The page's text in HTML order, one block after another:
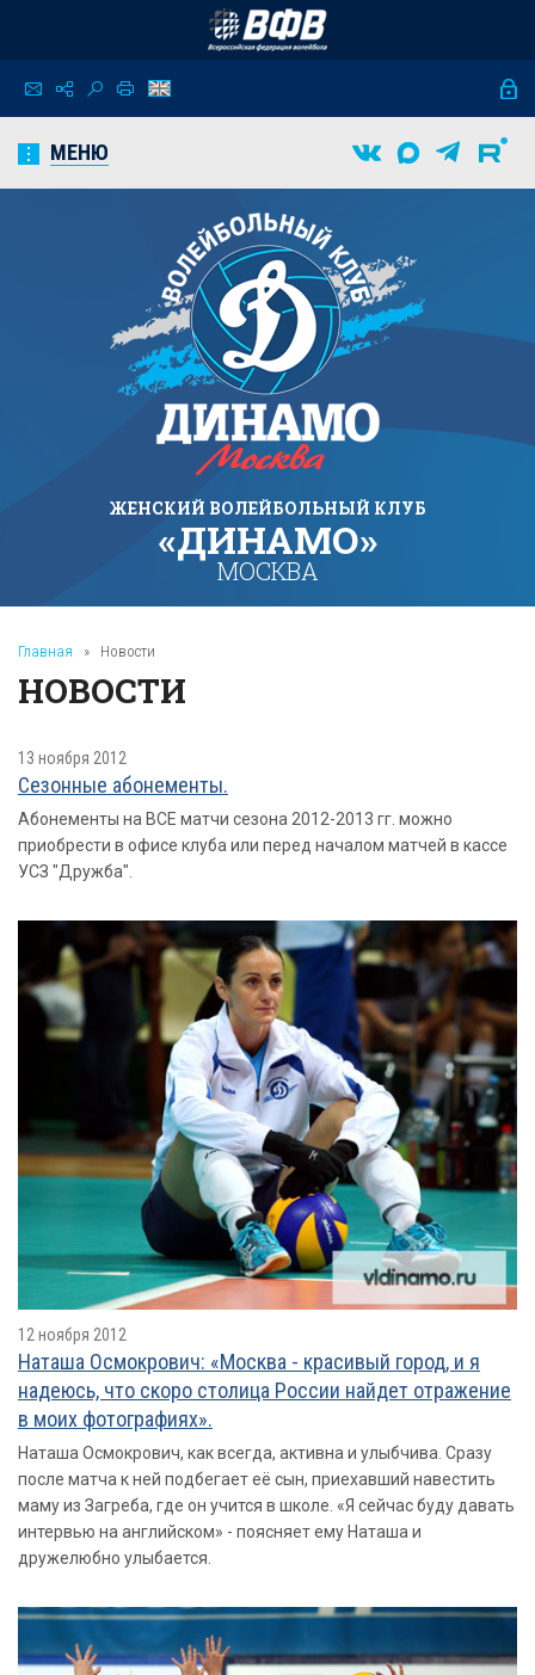
МЕНЮ
ЖЕНСКИЙ ВОЛЕЙБОЛЬНЫЙ КЛУБ
«ДИНАМО»
МОСКВА
Главная » Новости
НОВОСТИ
13 ноября 2012
Сезонные абонементы.
Абонементы на ВСЕ матчи сезона 2012-2013 гг. можно
приобрести в офисе клуба или перед началом матчей в кассе
УСЗ "Дружба".
12 ноября 2012
Наташа Осмокрович: «Москва - красивый город, и я
надеюсь, что скоро столица России найдет отражение
в моих фотографиях».
Наташа Осмокрович, как всегда, активна и улыбчива. Сразу
после матча к ней подбегает её сын, приехавший навестить
маму из Загреба, где он учится в школе. «Я сейчас буду давать
интервью на английском» - поясняет ему Наташа и
дружелюбно улыбается.